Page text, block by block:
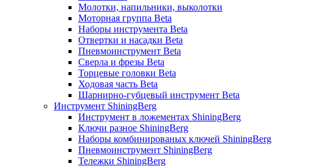
Молотки, напильники, выколотки
Моторная группа Beta
Наборы инструмента Beta
Отвертки и насадки Beta
Пневмоинструмент Beta
Сверла и фрезы Beta
Торцевые головки Beta
Ходовая часть Beta
Шарнирно-губцевый инструмент Beta
Инструмент ShiningBerg
Инструмент в ложементах ShiningBerg
Ключи разное ShiningBerg
Наборы комбинированых ключей ShiningBerg
Пневмоинструмент ShiningBerg
Тележки ShiningBerg